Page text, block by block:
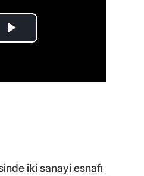
iki sanayi esnafı